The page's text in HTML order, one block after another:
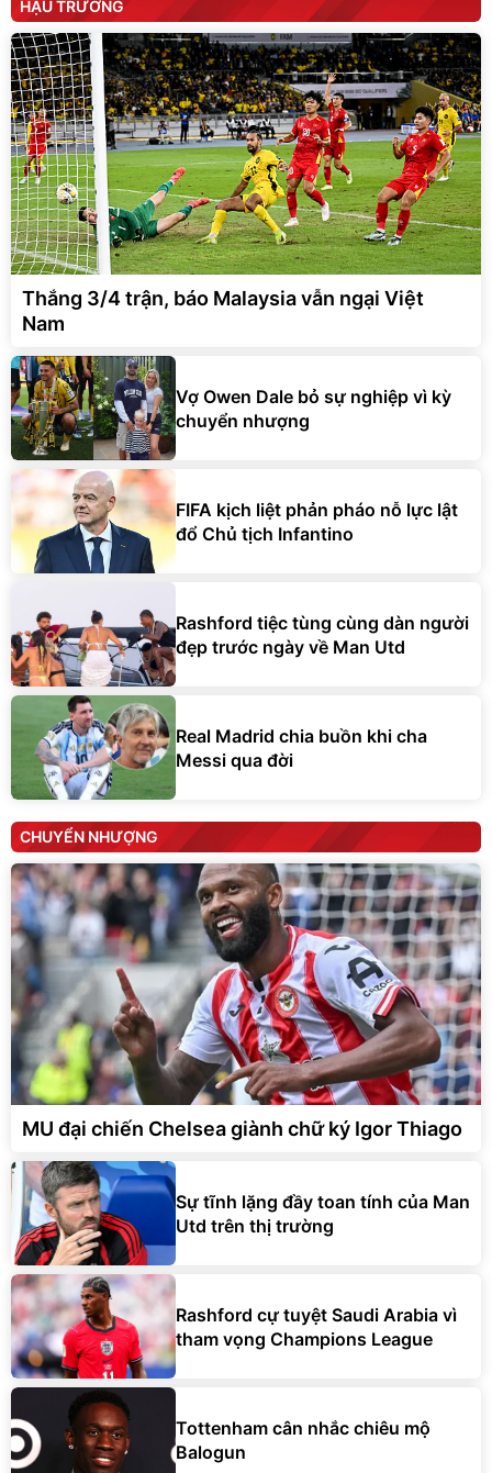
HẬU TRƯỜNG
Thắng 3/4 trận, báo Malaysia vẫn ngại Việt
Nam
Vợ Owen Dale bỏ sự nghiệp vì kỳ
chuyển nhượng
FIFA kịch liệt phản pháo nỗ lực lật
đổ Chủ tịch Infantino
Rashford tiệc tùng cùng dàn người
đẹp trước ngày về Man Utd
Real Madrid chia buồn khi cha
Messi qua đời
CHUYỂN NHƯỢNG
MU đại chiến Chelsea giành chữ ký Igor Thiago
Sự tĩnh lặng đầy toan tính của Man
Utd trên thị trường
Rashford cự tuyệt Saudi Arabia vì
tham vọng Champions League
Tottenham cân nhắc chiêu mộ
Balogun